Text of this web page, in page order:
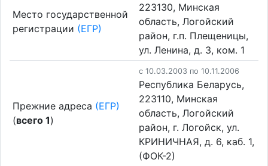
Место государственной
регистрации (ЕГР)
223130, Минская
область, Логойский
район, г.п. Плещеницы,
ул. Ленина, д. 3, ком. 1
Прежние адреса (ЕГР)
(всего 1)
c 10.03.2003 по 10.11.2006
Республика Беларусь,
223110, Минская
область, Логойский
район, г. Логойск, ул.
КРИНИЧНАЯ, д. 6, каб. 1,
(ФОК-2)